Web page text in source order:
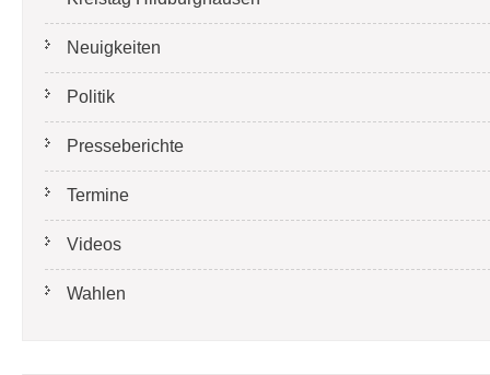
Neuigkeiten
Politik
Presseberichte
Termine
Videos
Wahlen